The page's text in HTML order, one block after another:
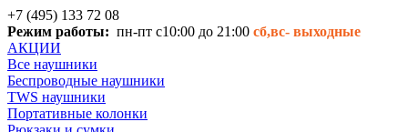
+7 (495) 133 72 08
Режим работы: пн-пт с10:00 до 21:00 сб,вс- выходные
АКЦИИ
Все наушники
Беспроводные наушники
TWS наушники
Портативные колонки